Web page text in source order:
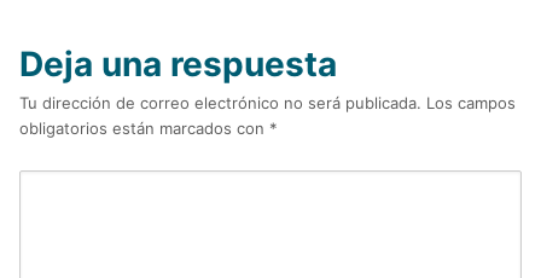
Deja una respuesta
Tu dirección de correo electrónico no será publicada. Los campos
obligatorios están marcados con *